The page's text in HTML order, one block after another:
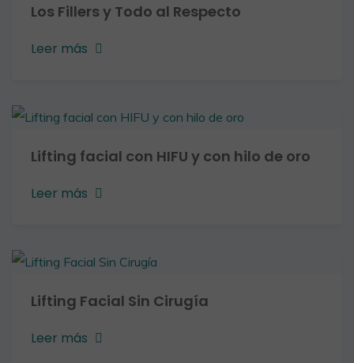
Los Fillers y Todo al Respecto
Leer más
Lifting facial con HIFU y con hilo de oro
Leer más
Lifting Facial Sin Cirugía
Leer más